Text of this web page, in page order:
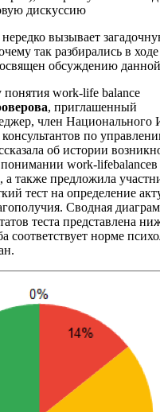
дискуссию
вызывает
так разбирались в
обсуждению
work-life balance
, приглашенный
член Национального
по
об истории
work-lifebalanceв
а также предложила
тест на определение
Сводная
теста представлена
соответствует норме